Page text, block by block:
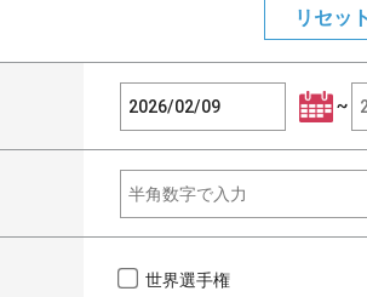
~
世界選手権